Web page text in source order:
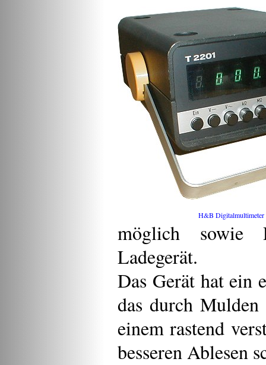
H&B Digitalmultimeter
möglich sowie
Ladegerät.
Das Gerät hat ein
das durch
einem rastend
besseren Ablesen